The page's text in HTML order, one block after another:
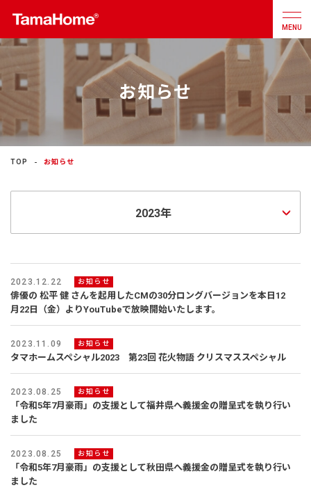
カタログ お問合せ
注文住宅
不動産事業
建築実例
生活サービス・その他
企業・IR情報
MENU
お知らせ
TOP お知らせ
2023.12.22 お知らせ
俳優の 松平 健 さんを起用したCMの30分ロングバージョンを本日12
月22日（金）よりYouTubeで放映開始いたします。
2023.11.09 お知らせ
タマホームスペシャル2023 第23回 花火物語 クリスマススペシャル
2023.08.25 お知らせ
「令和5年7月豪雨」の支援として福井県へ義援金の贈呈式を執り行い
ました
2023.08.25 お知らせ
「令和5年7月豪雨」の支援として秋田県へ義援金の贈呈式を執り行い
ました